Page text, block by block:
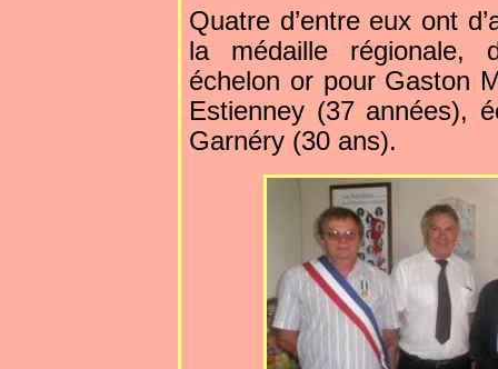
Quatre d’entre eux ont
la médaille régionale,
échelon or pour Gaston
Estienney (37 années),
Garnéry (30 ans).